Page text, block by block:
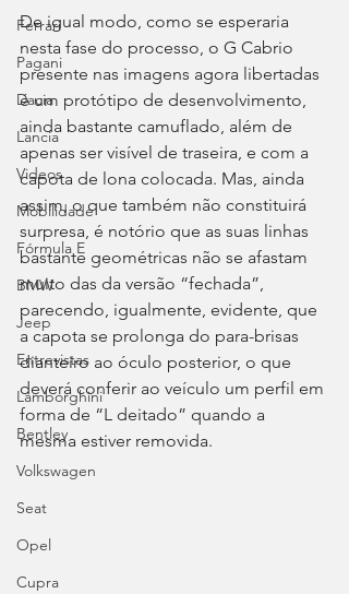
Ferrari
Pagani
Dacia
Lancia
Videos
Mobilidade
Fórmula E
BMW
Jeep
Entrevistas
Lamborghini
Bentley
Volkswagen
Seat
Opel
Cupra
De igual modo, como se esperaria
nesta fase do processo, o G Cabrio
presente nas imagens agora libertadas
é um protótipo de desenvolvimento,
ainda bastante camuflado, além de
apenas ser visível de traseira, e com a
capota de lona colocada. Mas, ainda
assim, o que também não constituirá
surpresa, é notório que as suas linhas
bastante geométricas não se afastam
muito das da versão “fechada”,
parecendo, igualmente, evidente, que
a capota se prolonga do para-brisas
dianteiro ao óculo posterior, o que
deverá conferir ao veículo um perfil em
forma de “L deitado” quando a
mesma estiver removida.